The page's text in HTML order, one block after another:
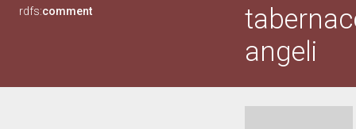
rdfs:comment
angeli